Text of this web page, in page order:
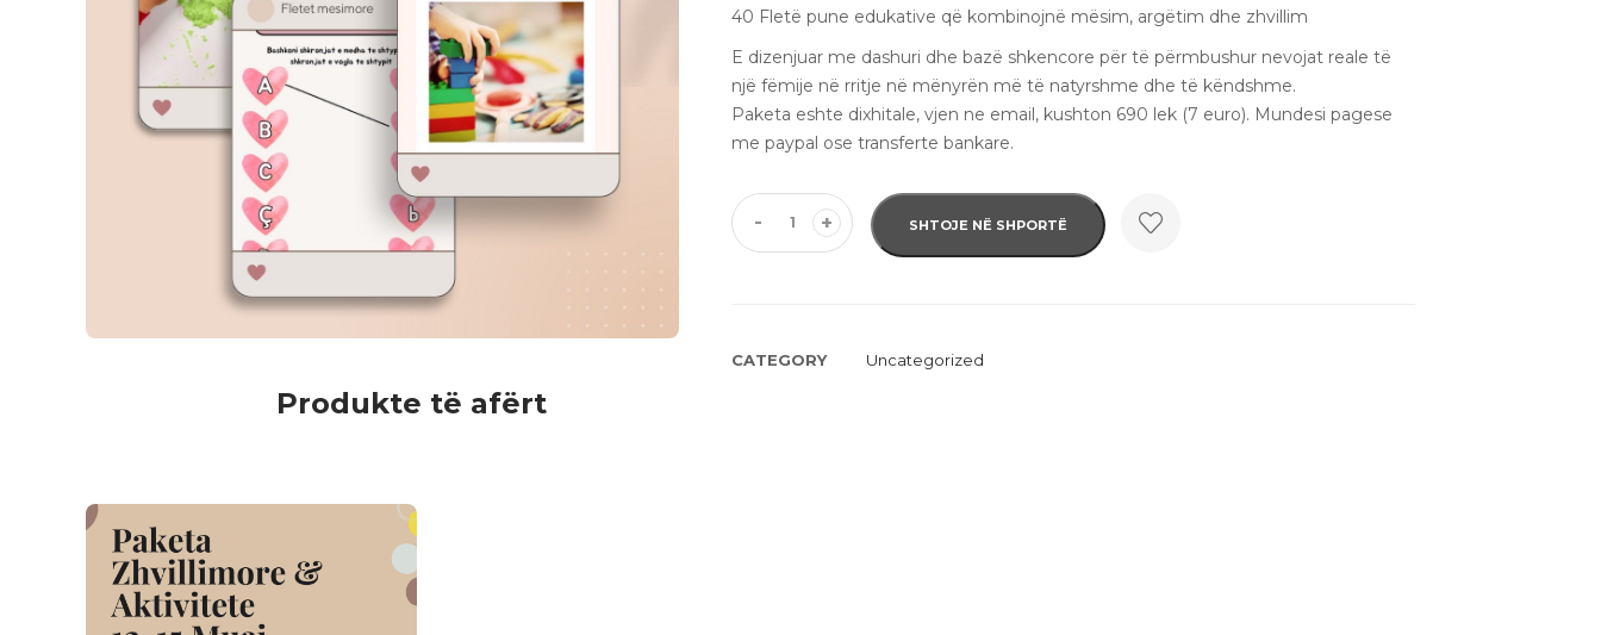
40 Fletë pune edukative që kombinojnë mësim, argëtim dhe zhvillim
E dizenjuar me dashuri dhe bazë shkencore për të përmbushur nevojat reale të
një fëmije në rritje në mënyrën më të natyrshme dhe të këndshme.
Paketa eshte dixhitale, vjen ne email, kushton 690 lek (7 euro). Mundesi pagese
me paypal ose transferte bankare.
- + SHTOJE NË SHPORTË
CATEGORY Uncategorized
Produkte të afërt